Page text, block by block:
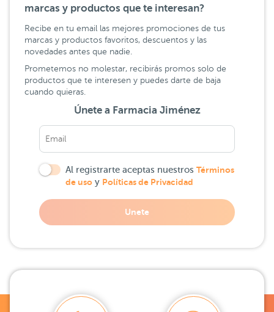
marcas y productos que te interesan?
Recibe en tu email las mejores promociones de tus
marcas y productos favoritos, descuentos y las
novedades antes que nadie.
Prometemos no molestar, recibirás promos solo de
productos que te interesen y puedes darte de baja
cuando quieras.
Únete a Farmacia Jiménez
Al registrarte aceptas nuestros Términos
de uso y Políticas de Privacidad
Unete